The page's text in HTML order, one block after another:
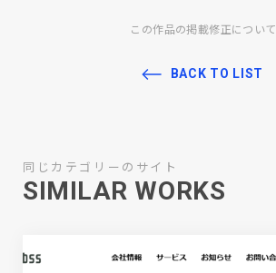
この作品の掲載修正について
BACK TO LIST
同じカテゴリーのサイト
SIMILAR WORKS